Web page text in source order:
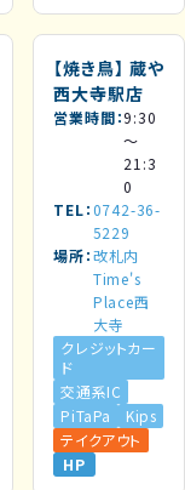
【焼き鳥】 蔵や
西大寺駅店
営業時間 9:30
～
21:3
0
TEL 0742-36-
5229
場所 改札内
Time's
Place西
大寺
クレジットカー
ド
交通系IC
PiTaPa
Kips
テイクアウト
HP